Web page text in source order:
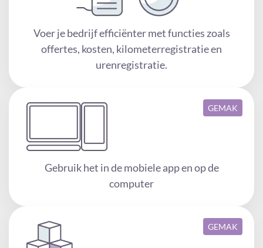
Voer je bedrijf efficiënter met functies zoals
offertes, kosten, kilometerregistratie en
urenregistratie.
GEMAK
Gebruik het in de mobiele app en op de
computer
GEMAK